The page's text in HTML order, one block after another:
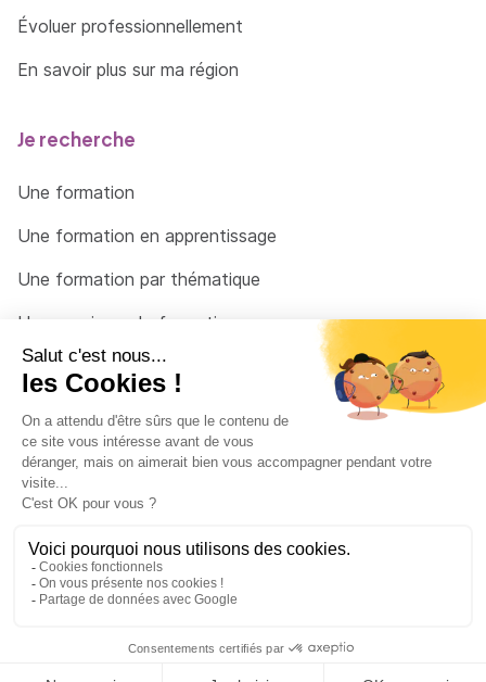
Évoluer professionnellement
En savoir plus sur ma région
Je recherche
Une formation
Une formation en apprentissage
Une formation par thématique
Un organisme de formation
Un conseiller
Une solution pour raccrocher
© 2026 - Côté Formations - par Via Compétences
Menu Pied de page
Mentions Légales
Politique de confidentialité